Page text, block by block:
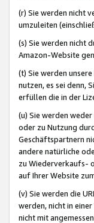
(r) Sie werden nicht
umzuleiten
(s) Sie werden nicht
Amazon-Website
(t) Sie werden
nutzen, es sei denn,
erfüllen die in der
(u) Sie werden
oder zu Nutzung
Geschäftspartnern
andere natürliche
zu Wiederverkaufs-
auf Ihrer Website
(v) Sie werden die
werden, nicht in
nicht mit